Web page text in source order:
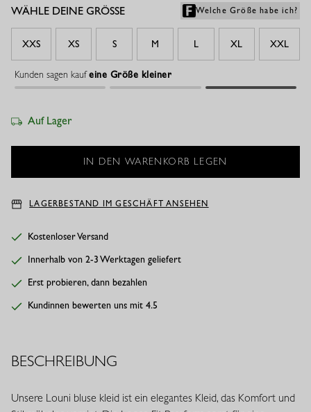
WÄHLE DEINE GRÖSSE Welche Größe habe ich?
XXS XS S M L XL XXL
Kunden sagen kaufeine Größe kleiner
Auf Lager
LAGERBESTAND IM GESCHÄFT ANSEHEN
Kostenloser Versand
Innerhalb von 2-3 Werktagen geliefert
Erst probieren, dann bezahlen
Kundinnen bewerten uns mit 4.5
BESCHREIBUNG
Unsere Louni bluse kleid ist ein elegantes Kleid, das Komfort und